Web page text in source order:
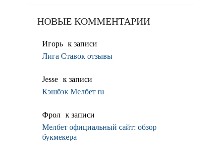
НОВЫЕ КОММЕНТАРИИ
Игорь к записи
Лига Ставок отзывы
Jesse к записи
Кэшбэк Мелбет ru
Фрол к записи
Мелбет официальный сайт: обзор
букмекера